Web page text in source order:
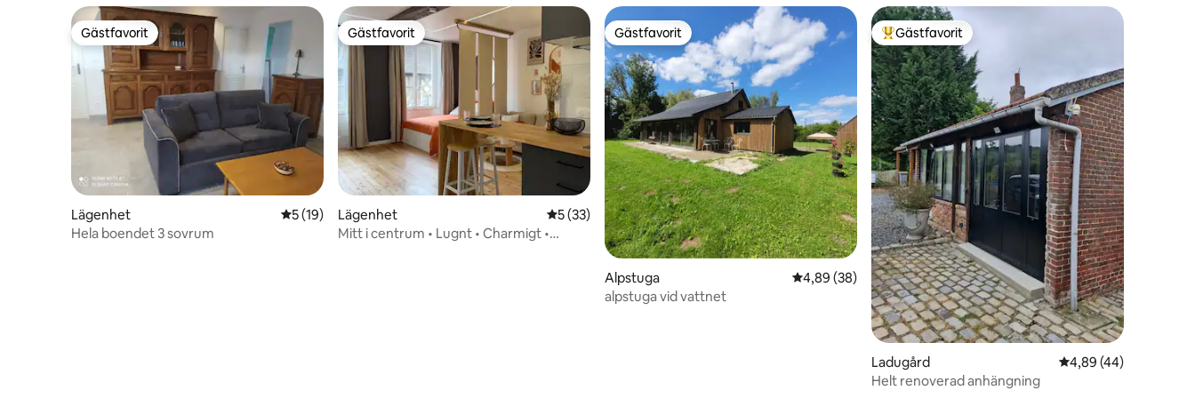
Gästfavorit
Gästfavorit
Lägenhet 5 av 5 i genomsnittligt betyg, 19 omdömen
5 (19)
Hela boendet 3 sovrum
Gästfavorit
Gästfavorit
Lägenhet 5 av 5 i genomsnittligt betyg, 33 omdömen
5 (33)
Mitt i centrum • Lugnt • Charmigt •
Gästfavorit
Gästfavorit
Alpstuga 4,89 av 5 i genomsnittligt betyg, 38 omdömen
4,89 (38)
alpstuga vid vattnet
Populär gästfavorit
Gästfavorit
Ladugård 4,89 av 5 i
4,89 (44)
Helt renoverad anhängning